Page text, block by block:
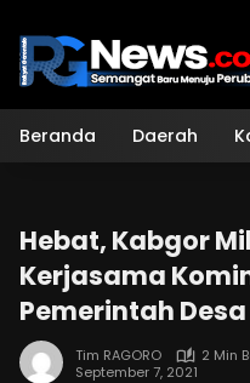
konten
Beranda Daerah
Hebat, Kabgor
Kerjasama
Pemerintah
Tim RAGORO
2 Min
September 7, 2021